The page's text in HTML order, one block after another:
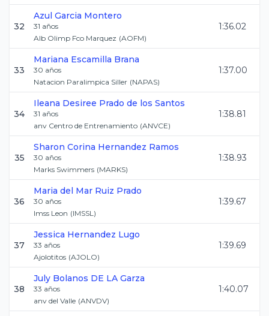
32
Azul Garcia Montero
31 años
Alb Olimp Fco Marquez (AOFM)
1:36.02
33
Mariana Escamilla Brana
30 años
Natacion Paralimpica Siller (NAPAS)
1:37.00
34
Ileana Desiree Prado de los Santos
31 años
anv Centro de Entrenamiento (ANVCE)
1:38.81
35
Sharon Corina Hernandez Ramos
30 años
Marks Swimmers (MARKS)
1:38.93
36
Maria del Mar Ruiz Prado
30 años
Imss Leon (IMSSL)
1:39.67
37
Jessica Hernandez Lugo
33 años
Ajolotitos (AJOLO)
1:39.69
38
July Bolanos DE LA Garza
33 años
anv del Valle (ANVDV)
1:40.07